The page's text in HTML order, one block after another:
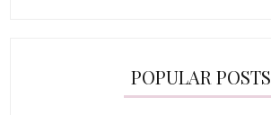
POPULAR POSTS